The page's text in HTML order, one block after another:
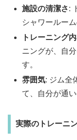
施設の清潔さ:
シャワールー
トレーニング
ニングが、自
す。
雰囲気: ジム全
て、自分が通
実際のトレーニ